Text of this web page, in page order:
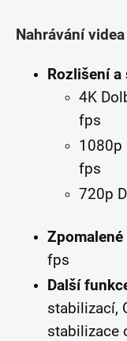
Nahrávání videa
Rozlišení
4K
fps
1080p
fps
720p
Zpomalené
fps
Další
stabilizací,
stabilizace